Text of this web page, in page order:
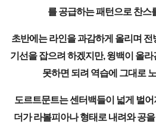
를 공급하는 패턴으로 찬스
초반에는 라인을 과감하게 올리며
기선을 잡으려 하겠지만, 윙백이 올
못하면 되려 역습에 그대로
도르트문트는 센터백들이 넓게 벌
더가 라볼피아나 형태로 내려와 공